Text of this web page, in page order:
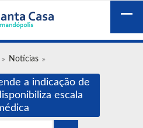
Notícias
a indicação de
escala